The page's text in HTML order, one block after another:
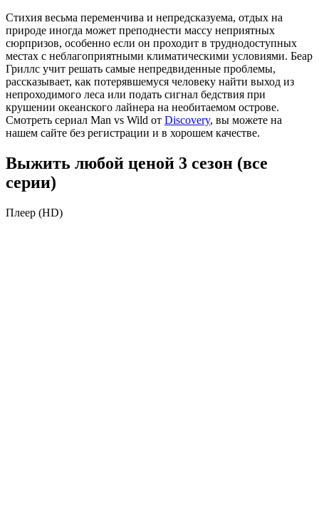
Стихия весьма переменчива и непредсказуема, отдых на
природе иногда может преподнести массу неприятных
сюрпризов, особенно если он проходит в труднодоступных
местах с неблагоприятными климатическими условиями. Беар
Гриллс учит решать самые непредвиденные проблемы,
рассказывает, как потерявшемуся человеку найти выход из
непроходимого леса или подать сигнал бедствия при
крушении океанского лайнера на необитаемом острове.
Смотреть сериал Man vs Wild от Discovery, вы можете на
нашем сайте без регистрации и в хорошем качестве.
Выжить любой ценой 3 сезон (все
серии)
Плеер (HD)